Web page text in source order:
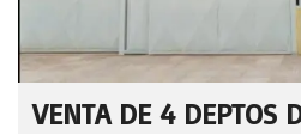
VENTA DE 4 DEPTOS